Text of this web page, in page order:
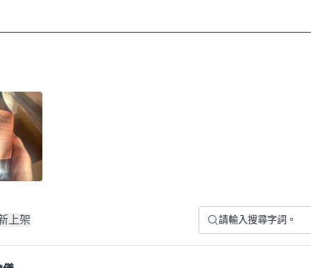
上架